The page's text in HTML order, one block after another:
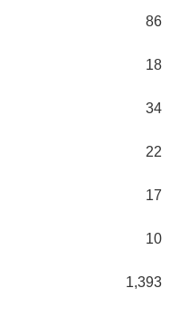
86
18
34
22
17
10
1,393